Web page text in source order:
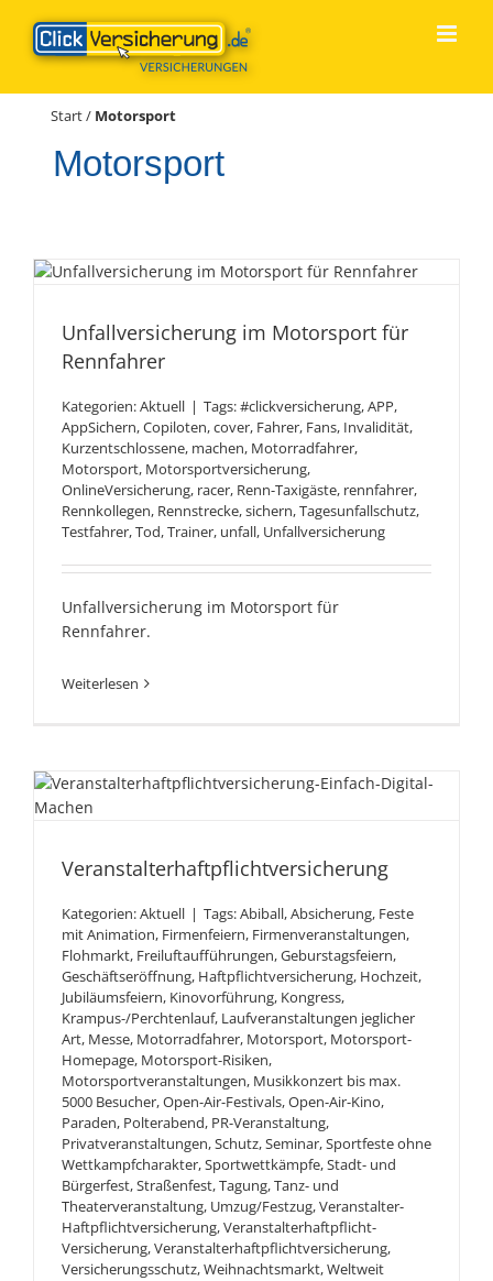
Inhalt
springen
Start/ Motorsport
Motorsport
Motorsport für Rennfahrer
Unfallversicherung im Motorsport für
Rennfahrer
Kategorien:Aktuell | Tags:#clickversicherung,APP,
AppSichern,Copiloten,cover, Fahrer, Fans, Invalidität,
Kurzentschlossene, machen, Motorradfahrer,
Motorsport, Motorsportversicherung,
OnlineVersicherung, racer, Renn-Taxigäste, rennfahrer,
Rennkollegen, Rennstrecke,sichern,Tagesunfallschutz,
Testfahrer,Tod,Trainer, unfall, Unfallversicherung
Unfallversicherung im Motorsport für
Rennfahrer.
Weiterlesen
Veranstalterhaftpflichtversicherung
Kategorien:Aktuell | Tags:Abiball,Absicherung, Feste
mit Animation, Firmenfeiern, Firmenveranstaltungen,
Flohmarkt, Freiluftaufführungen,Geburstagsfeiern,
Geschäftseröffnung, Haftpflichtversicherung, Hochzeit,
Jubiläumsfeiern, Kinovorführung, Kongress,
Krampus-/Perchtenlauf, Laufveranstaltungen jeglicher
Art, Messe, Motorradfahrer, Motorsport, Motorsport-
Homepage, Motorsport-Risiken,
Motorsportveranstaltungen, Musikkonzert bis max.
5000 Besucher,Open-Air-Festivals,Open-Air-Kino,
Paraden, Polterabend, PR-Veranstaltung,
Privatveranstaltungen,Schutz,Seminar,Sportfeste ohne
Wettkampfcharakter,Sportwettkämpfe,Stadt- und
Bürgerfest,Straßenfest,Tagung,Tanz- und
Theaterveranstaltung, Umzug/Festzug,Veranstalter-
Haftpflichtversicherung,Veranstalterhaftpflicht-
Versicherung,Veranstalterhaftpflichtversicherung,
Versicherungsschutz,Weihnachtsmarkt,Weltweit